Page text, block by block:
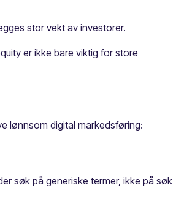
stor vekt av investorer.
er ikke bare viktig for store
lønnsom digital markedsføring:
søk på generiske termer, ikke på søk